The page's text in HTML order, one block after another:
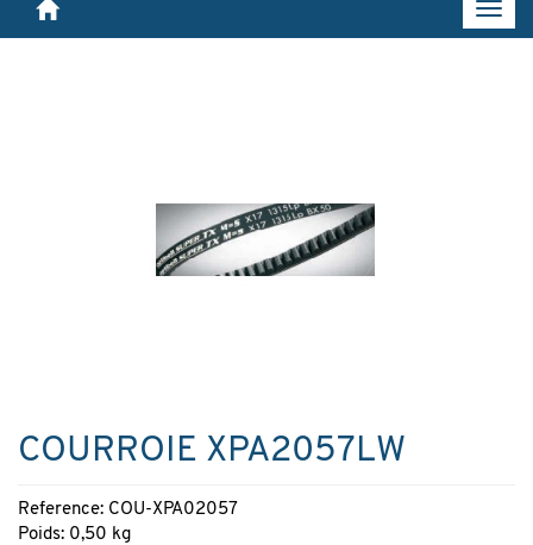
COURROIE XPA2057LW
Reference: COU-XPA02057
Poids: 0,50 kg